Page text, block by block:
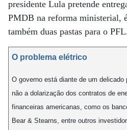
presidente Lula pretende
PMDB na reforma ministerial,
também duas pastas para o
O problema elétrico
O governo está diante de um delicado
não a dolarização dos contratos de
financeiras americanas, como os
Bear & Stearns, entre outros